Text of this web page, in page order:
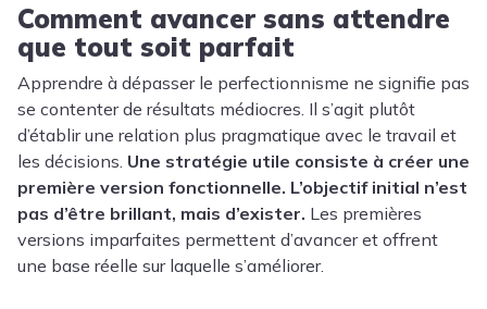
Comment avancer sans attendre
que tout soit parfait
Apprendre à dépasser le perfectionnisme ne signifie pas
se contenter de résultats médiocres. Il s’agit plutôt
d’établir une relation plus pragmatique avec le travail et
les décisions. Une stratégie utile consiste à créer une
première version fonctionnelle. L’objectif initial n’est
pas d’être brillant, mais d’exister. Les premières
versions imparfaites permettent d’avancer et offrent
une base réelle sur laquelle s’améliorer.